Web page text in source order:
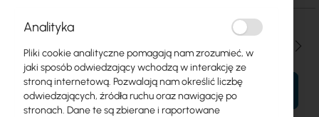
DO KOSZYKA
Analityka
Pliki cookie analityczne pomagają nam zrozumieć, w
jaki sposób odwiedzający wchodzą w interakcję ze
stroną internetową. Pozwalają nam określić liczbę
odwiedzających, źródła ruchu oraz nawigację po
stronach. Dane te są zbierane i raportowane